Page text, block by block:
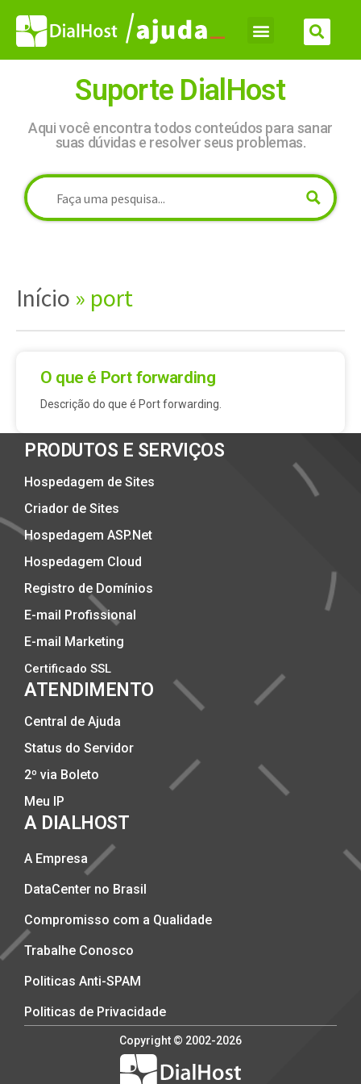
Suporte DialHost
Aqui você encontra todos conteúdos para sanar
suas dúvidas e resolver seus problemas.
Início » port
O que é Port forwarding
Descrição do que é Port forwarding.
PRODUTOS E SERVIÇOS
Hospedagem de Sites
Criador de Sites
Hospedagem ASP.Net
Hospedagem Cloud
Registro de Domínios
E-mail Profissional
E-mail Marketing
Certificado SSL
ATENDIMENTO
Central de Ajuda
Status do Servidor
2º via Boleto
Meu IP
A DIALHOST
A Empresa
DataCenter no Brasil
Compromisso com a Qualidade
Trabalhe Conosco
Politicas Anti-SPAM
Politicas de Privacidade
Copyright © 2002-2026